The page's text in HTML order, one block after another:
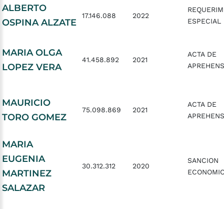
ALBERTO
OSPINA ALZATE
17.146.088 2022
ESPECIAL
MARIA OLGA
LOPEZ VERA
41.458.892 2021
ACTA DE
MAURICIO
TORO GOMEZ
75.098.869 2021
ACTA DE
MARIA
EUGENIA
MARTINEZ
SALAZAR
30.312.312 2020
SANCION